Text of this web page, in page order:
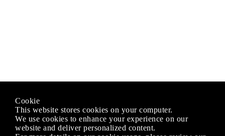
Cookie
This website stores cookies on your computer.
We use cookies to enhance your experience on our
website and deliver personalized content.